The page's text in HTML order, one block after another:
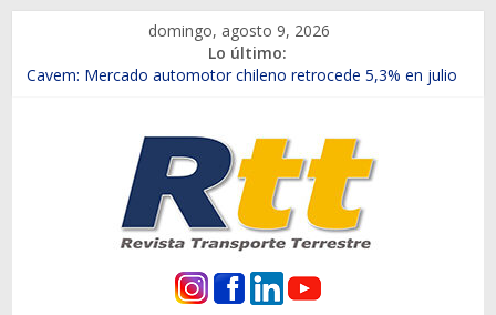
contenido
domingo, agosto 9, 2026
Lo último:
Chile es el primer mercado internacional en lanzar la nueva
Salfa suma vehículos electrificados de Chevrolet en el Biobío
Samex amplía su red con nuevas sucursales en Rancagua y
SINOTRUK Pick-ups presentó la recién estrenada Bolden en
la Expo Compras Públicas 2026